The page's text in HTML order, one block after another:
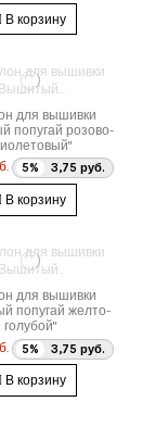
В корзину
для вышивки
попугай розово-
5% 3,75 руб.
В корзину
для вышивки
попугай желто-
голубой"
5% 3,75 руб.
В корзину